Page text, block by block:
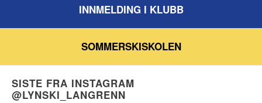
INNMELDING I KLUBB
SOMMERSKISKOLEN
SISTE FRA INSTAGRAM
@LYNSKI_LANGRENN